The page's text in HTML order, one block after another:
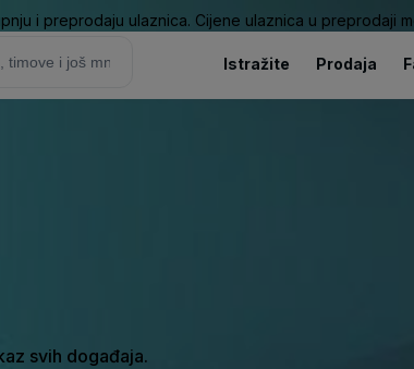
i preprodaju ulaznica. Cijene ulaznica u preprodaji
Istražite Prodaja
svih događaja.